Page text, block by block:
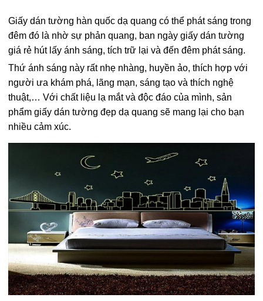
Giấy dán tường hàn quốc dạ quang có thể phát sáng trong
đêm đó là nhờ sự phản quang, ban ngày giấy dán tường
giá rẻ hút lấy ánh sáng, tích trữ lại và đến đêm phát sáng.
Thứ ánh sáng này rất nhẹ nhàng, huyền ảo, thích hợp với
người ưa khám phá, lãng mạn, sáng tạo và thích nghệ
thuật,… Với chất liệu lạ mắt và độc đáo của mình, sản
phẩm giấy dán tường đẹp dạ quang sẽ mang lại cho bạn
nhiều cảm xúc.